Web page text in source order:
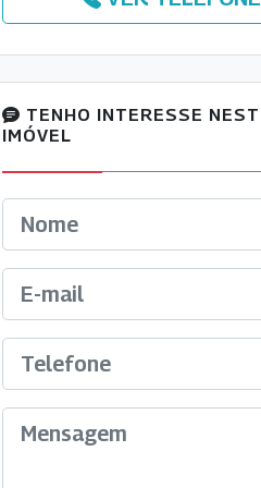
TENHO INTERESSE
IMÓVEL